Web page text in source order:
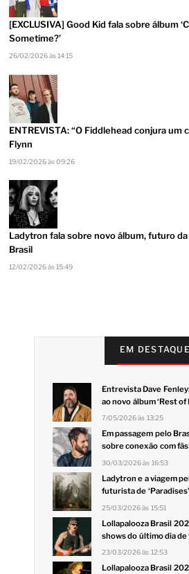
[EXCLUSIVA] Good Kid fala sobre álbum
Sometime?’
26/02/2026 às 14:15
ENTREVISTA: “O Fiddlehead conjura um
Flynn
19/02/2026 às 09:26
Ladytron fala sobre novo álbum, futuro
Brasil
12/02/2026 às 15:49
EM DESTAQUE
Entrevista Dave
ao novo álbum ‘Rest of
7/05/2026 às 13:25
Em passagem pelo
sobre conexão com
30/03/2026 às 16:53
Ladytron e a viagem
futurista de ‘Paradises’
25/03/2026 às 15:51
Lollapalooza Brasil
shows do último dia
23/03/2026 às 12:53
Lollapalooza Brasil